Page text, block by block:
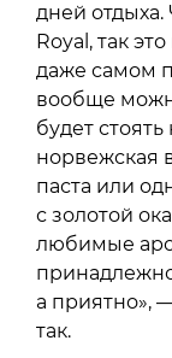
дней
Royal, так
даже самом
вообще
будет
норвежская
паста или
с золотой
любимые
а приятно»,
так.